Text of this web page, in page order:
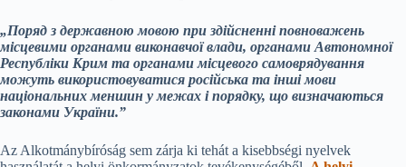
„Поряд з державною мовою при здійсненні повноважень
місцевими органами виконавчої влади, органами Автономної
Республіки Крим та органами місцевого самоврядування
можуть використовуватися російська та інші мови
національних меншин у межах і порядку, що визначаються
законами України.”
Az Alkotmánybíróság sem zárja ki tehát a kisebbségi nyelvek